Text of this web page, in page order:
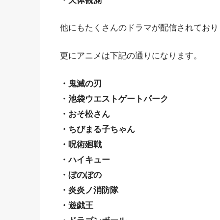
他にもたくさんのドラマが配信されてお
更にアニメは下記の通りになります。
・鬼滅の刃
・池袋ウエストゲートパーク
・おそ松さん
・ちびまる子ちゃん
・呪術廻戦
・ハイキュー
・ぼのぼの
・炎炎ノ消防隊
・遊戯王